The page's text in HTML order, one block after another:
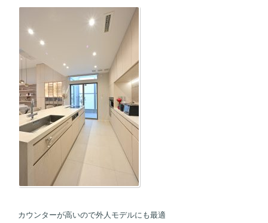
カウンターが高いので外人モデルにも最適